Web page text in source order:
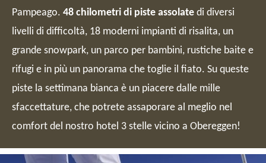
Pampeago. 48 chilometri di piste assolate di diversi
livelli di difficoltà, 18 moderni impianti di risalita, un
grande snowpark, un parco per bambini, rustiche baite e
rifugi e in più un panorama che toglie il fiato. Su queste
piste la settimana bianca è un piacere dalle mille
sfaccettature, che potrete assaporare al meglio nel
comfort del nostro hotel 3 stelle vicino a Obereggen!